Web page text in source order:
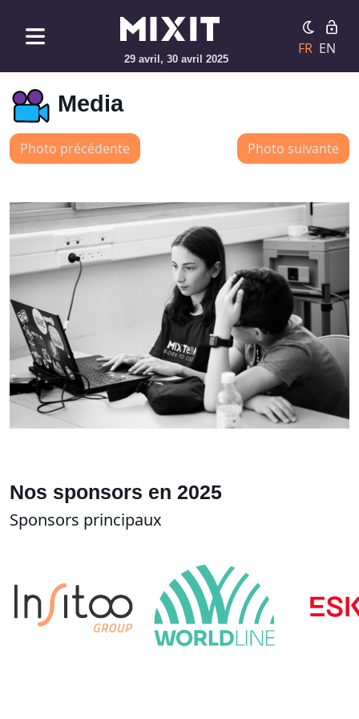
29 avril, 30 avril 2025
FR EN
Media
Photo précédente Photo suivante
Nos sponsors en 2025
Sponsors principaux